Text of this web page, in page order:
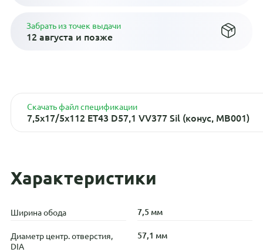
Забрать из точек выдачи
12 августа и позже
Скачать файл спецификации
7,5x17/5x112 ET43 D57,1 VV377 Sil (конус, MB001)
Характеристики
Ширина обода 7,5 мм
Диаметр центр. отверстия,
DIA
57,1 мм